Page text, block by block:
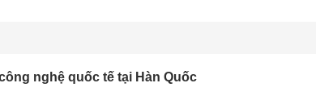
nghệ quốc tế tại Hàn Quốc